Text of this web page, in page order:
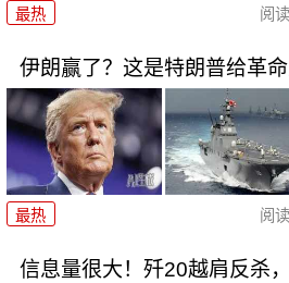
最热 阅读
伊朗赢了？这是特朗普给革
最热 阅读
信息量很大！歼20越肩反杀